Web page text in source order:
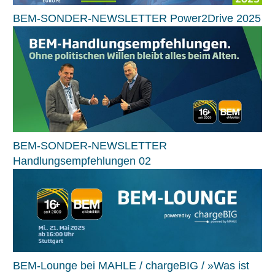
BEM-SONDER-NEWSLETTER Power2Drive 2025
BEM-SONDER-NEWSLETTER
Handlungsempfehlungen 02
BEM-Lounge bei MAHLE / chargeBIG / »Was ist